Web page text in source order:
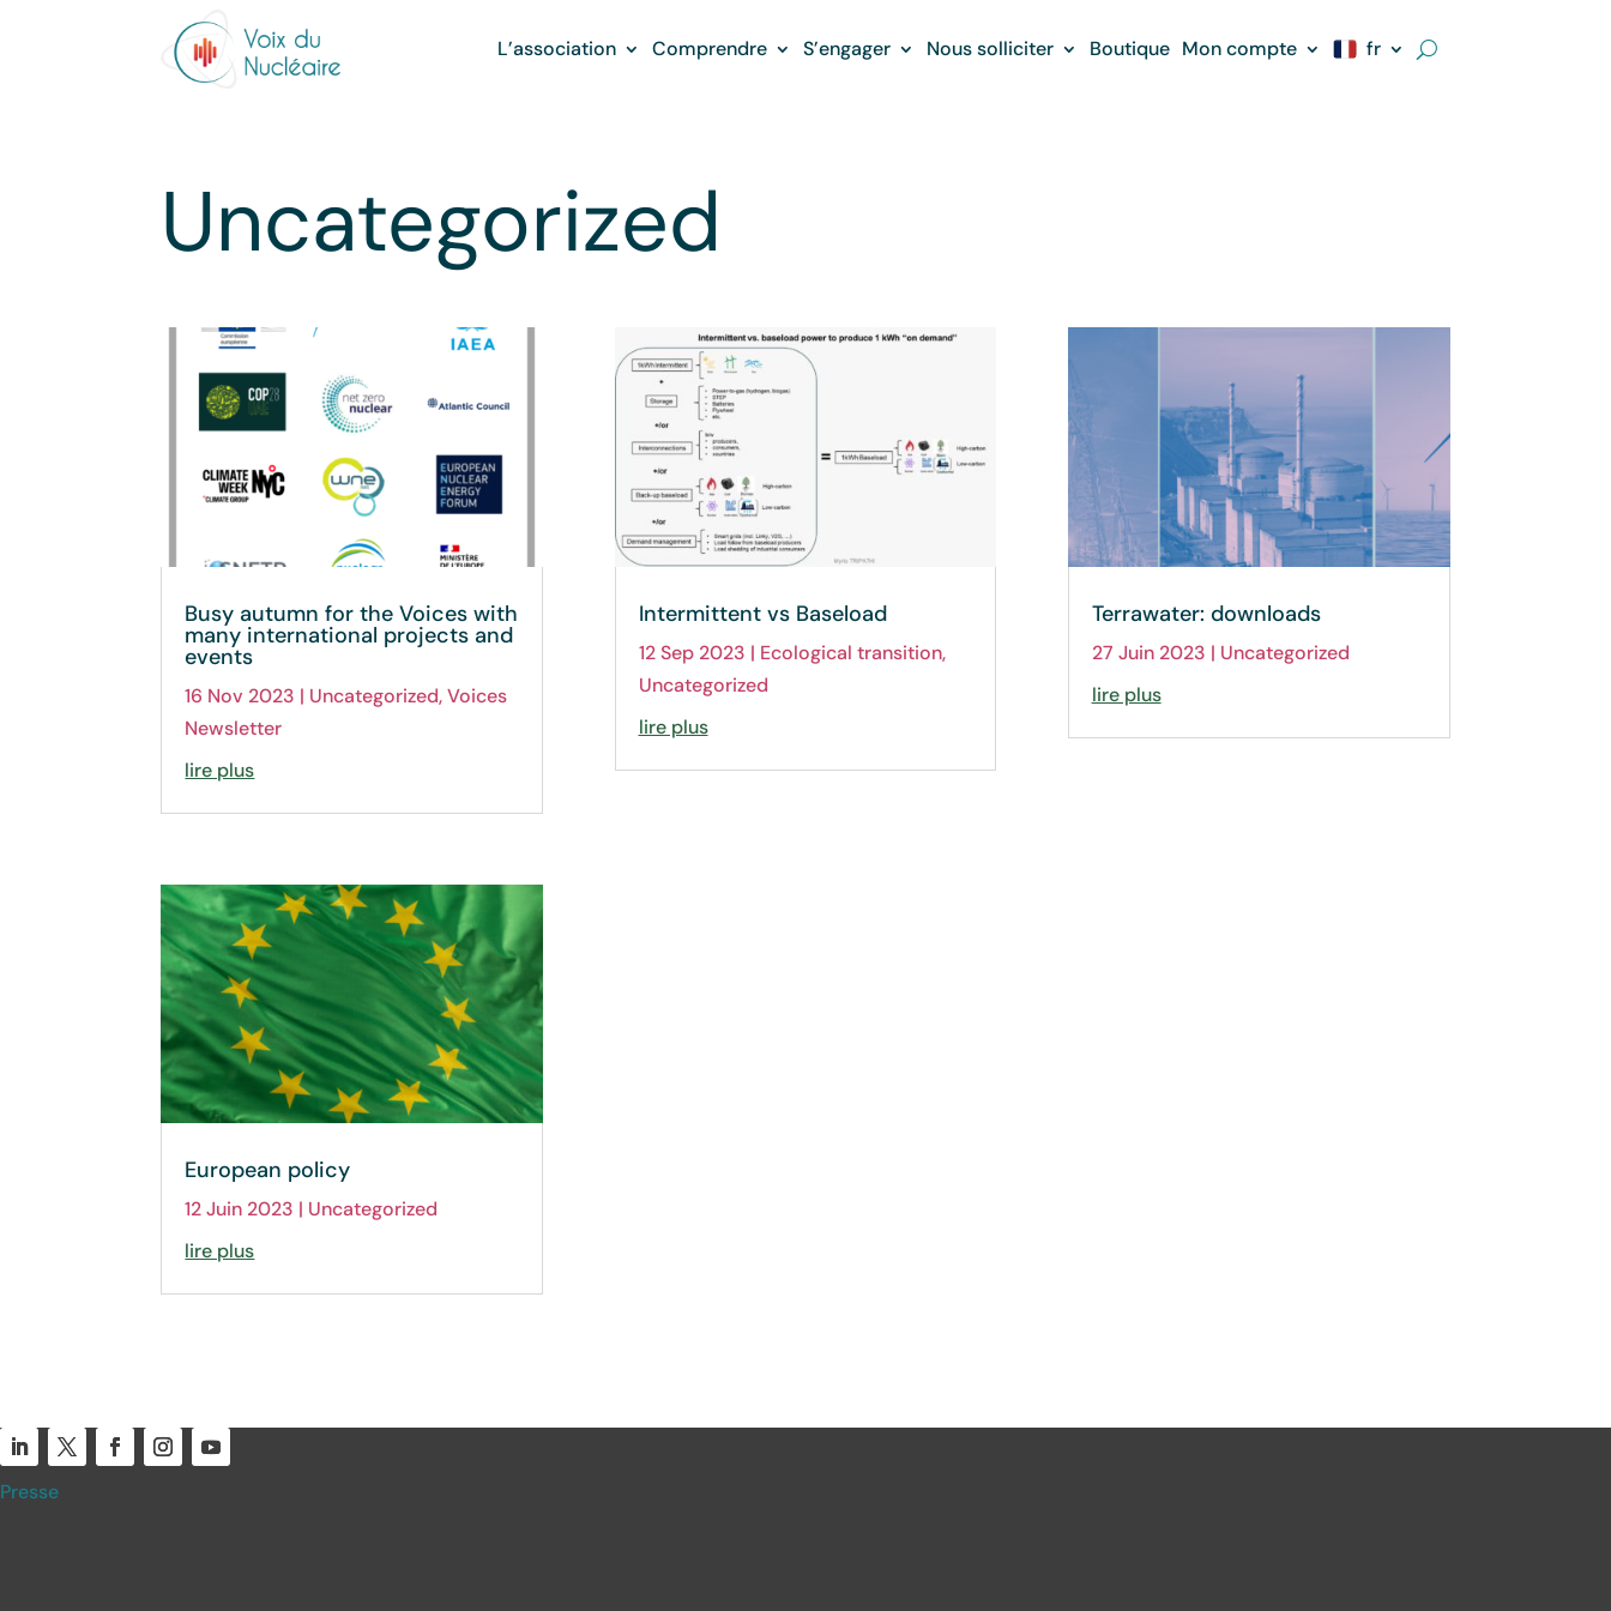
L’association Comprendre S’engager Nous solliciter Boutique Mon compte fr
Uncategorized
Busy autumn for the Voices with
many international projects and
events
16 Nov 2023 | Uncategorized,Voices
Newsletter
lire plus
European policy
12 Juin 2023 | Uncategorized
lire plus
Intermittent vs Baseload
12 Sep 2023 | Ecological transition,
Uncategorized
lire plus
Terrawater: downloads
27 Juin 2023 | Uncategorized
lire plus
Presse